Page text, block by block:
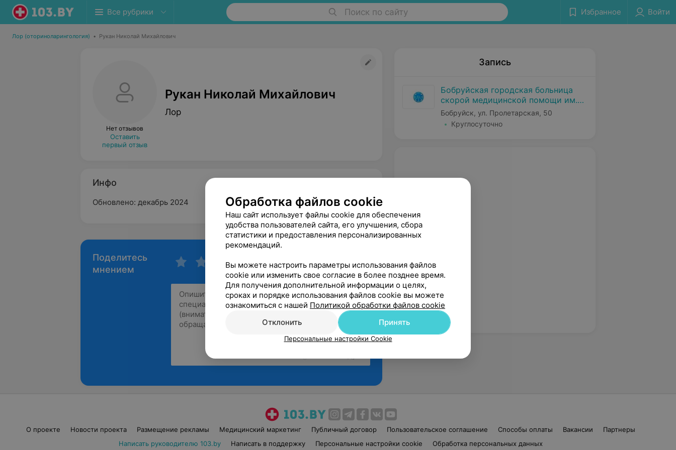
Все рубрики Поиск по сайту Избранное Войти
Лор (оториноларингология) • Рукан Николай Михайлович
Нет отзывов
Оставить
первый отзыв
Рукан Николай Михайлович
Лор
Инфо
Обновлено: декабрь 2024
Поделитесь
мнением
Запись
Бобруйская городская больница
скорой медицинской помощи им.
В.О. Морзона
Бобруйск, ул. Пролетарская, 50
Круглосуточно
О проекте Новости проекта Размещение рекламы Медицинский маркетинг Публичный договор Пользовательское соглашение Способы оплаты Вакансии
Партнеры
Написать руководителю 103.by
Написать в поддержку Персональные настройки cookie Обработка персональных данных
Обработка файлов cookie
Наш сайт использует файлы cookie для обеспечения
удобства пользователей сайта, его улучшения, сбора
статистики и предоставления персонализированных
рекомендаций.
Вы можете настроить параметры использования файлов
cookie или изменить свое согласие в более позднее время.
Для получения дополнительной информации о целях,
сроках и порядке использования файлов cookie вы можете
ознакомиться с нашей Политикой обработки файлов cookie
Отклонить
Принять
Персональные настройки Cookie